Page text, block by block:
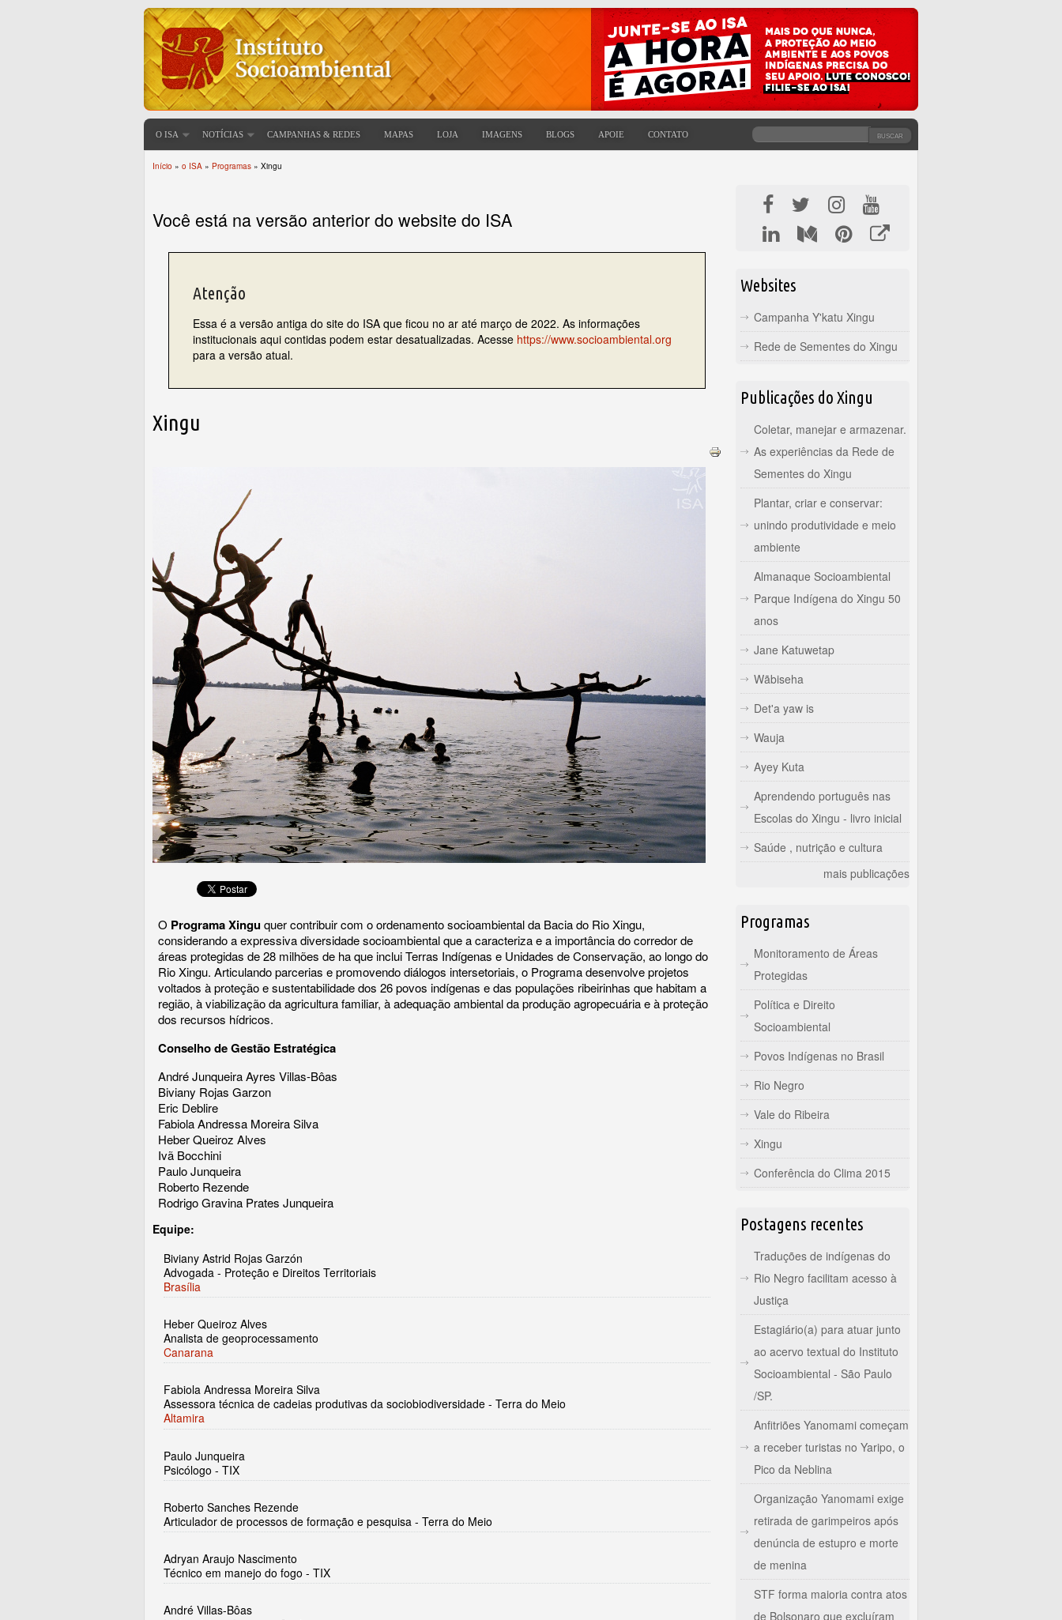
O ISA NOTÍCIAS CAMPANHAS & REDES MAPAS LOJA IMAGENS BLOGS APOIE CONTATO
FORMULÁRIO DE BUSCA
BUSCAR
Início » o ISA » Programas » Xingu
Você está na versão anterior do website do ISA
Atenção
Essa é a versão antiga do site do ISA que ficou no ar até março de 2022. As informações
institucionais aqui contidas podem estar desatualizadas. Acesse https://www.socioambiental.org
para a versão atual.
Xingu
O Programa Xinguquer contribuir com o ordenamento socioambiental da Bacia do Rio Xingu,
considerando a expressiva diversidade socioambiental que a caracteriza e a importância do corredor de
áreas protegidas de 28 milhões de ha que inclui Terras Indígenas e Unidades de Conservação, ao longo do
Rio Xingu. Articulando parcerias e promovendo diálogos intersetoriais, o Programa desenvolve projetos
voltados à proteção e sustentabilidade dos 26 povos indígenas e das populações ribeirinhas que habitam a
região, à viabilização da agricultura familiar, à adequação ambiental da produção agropecuária e à proteção
dos recursos hídricos.
Conselho de Gestão Estratégica
André Junqueira Ayres Villas-Bôas
Biviany Rojas Garzon
Eric Deblire
Fabiola Andressa Moreira Silva
Heber Queiroz Alves
Ivã Bocchini
Paulo Junqueira
Roberto Rezende
Rodrigo Gravina Prates Junqueira
Equipe:
Biviany Astrid Rojas Garzón
Advogada - Proteção e Direitos Territoriais
Brasília
Heber Queiroz Alves
Analista de geoprocessamento
Canarana
Fabiola Andressa Moreira Silva
Assessora técnica de cadeias produtivas da sociobiodiversidade - Terra do Meio
Altamira
Paulo Junqueira
Psicólogo - TIX
Roberto Sanches Rezende
Articulador de processos de formação e pesquisa - Terra do Meio
Adryan Araujo Nascimento
Técnico em manejo do fogo - TIX
André Villas-Bôas
Websites
Campanha Y'katu Xingu
Rede de Sementes do Xingu
Publicações do Xingu
Coletar, manejar e armazenar.
As experiências da Rede de
Sementes do Xingu
Plantar, criar e conservar:
unindo produtividade e meio
ambiente
Almanaque Socioambiental
Parque Indígena do Xingu 50
anos
Jane Katuwetap
Wãbiseha
Det'a yaw is
Wauja
Ayey Kuta
Aprendendo português nas
Escolas do Xingu - livro inicial
Saúde , nutrição e cultura
mais publicações
Programas
Monitoramento de Áreas
Protegidas
Política e Direito
Socioambiental
Povos Indígenas no Brasil
Rio Negro
Vale do Ribeira
Xingu
Conferência do Clima 2015
Postagens recentes
Traduções de indígenas do
Rio Negro facilitam acesso à
Justiça
Estagiário(a) para atuar junto
ao acervo textual do Instituto
Socioambiental - São Paulo
/SP.
Anfitriões Yanomami começam
a receber turistas no Yaripo, o
Pico da Neblina
Organização Yanomami exige
retirada de garimpeiros após
denúncia de estupro e morte
de menina
STF forma maioria contra atos
de Bolsonaro que excluíram